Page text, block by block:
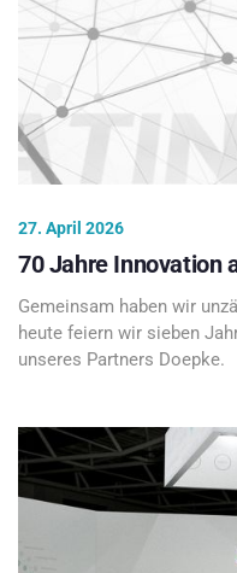
27. April 2026
70 Jahre Innovation
Gemeinsam haben wir
heute feiern wir sieben
unseres Partners Doepke.